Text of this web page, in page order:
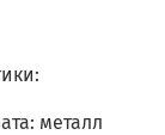
металл